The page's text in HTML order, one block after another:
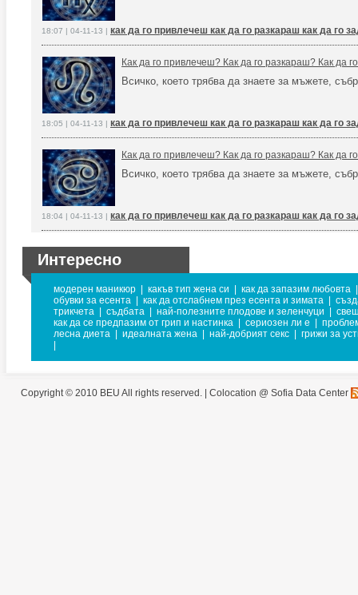
18:07 | 04-11-13 | как да го привлечеш как да го разкараш как да го
Как да го привлечеш? Как да го разкараш? Как да
Всичко, което трябва да знаете за мъжете,
18:05 | 04-11-13 | как да го привлечеш как да го разкараш как да го
Как да го привлечеш? Как да го разкараш? Как да
Всичко, което трябва да знаете за мъжете,
18:04 | 04-11-13 | как да го привлечеш как да го разкараш как да го
Интересно
модерен маникюр какъв тип жена си как да запазим любовта
обувки за есента
как да отслабнем през есента и зимата
трикчета
съдбата най-полезните плодове и зеленчуци
как да се предпазим от грип и настинка
сериозен ли е
лесна диета
идеалната жена най-добрият секс
грижи за
Copyright © 2010 BEU All rights reserved. | Colocation @ Sofia Data Center